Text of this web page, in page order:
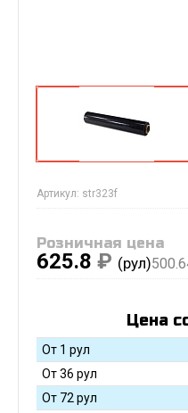
Артикул: str323f
Розничная цена
625.8 ₽ (рул)
Цена
От 1 рул
От 36 рул
От 72 рул